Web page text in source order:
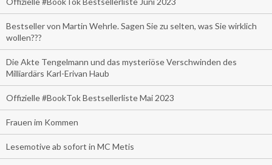
Bestseller von Martin Wehrle. Sagen Sie zu selten, was Sie wirklich
wollen???
Die Akte Tengelmann und das mysteriöse Verschwinden des
Milliardärs Karl-Erivan Haub
Offizielle #BookTok Bestsellerliste Mai 2023
Frauen im Kommen
Lesemotive ab sofort in MC Metis